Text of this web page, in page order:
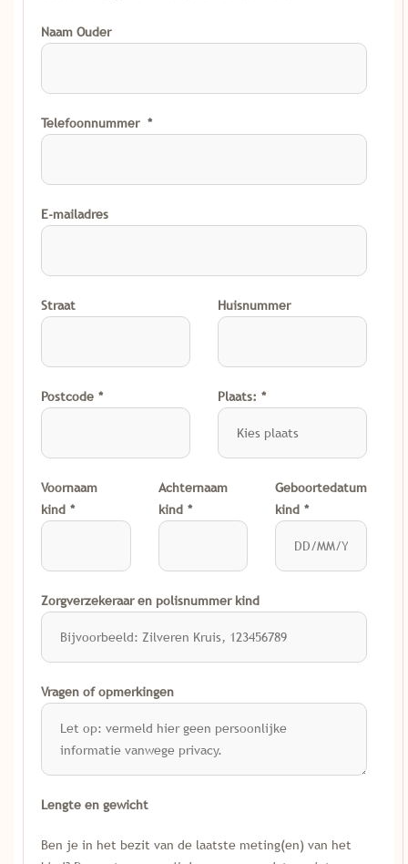
Naam Ouder
Telefoonnummer
E-mailadres
Straat Huisnummer
Postcode Plaats:
Voornaam
kind
Achternaam
kind
Geboortedatum
kind
Zorgverzekeraar en polisnummer kind
Vragen of opmerkingen
Lengte en gewicht
Ben je in het bezit van de laatste meting(en) van het